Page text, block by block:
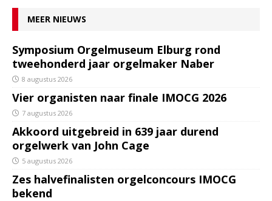
MEER NIEUWS
Symposium Orgelmuseum Elburg rond
tweehonderd jaar orgelmaker Naber
8 augustus 2026
Vier organisten naar finale IMOCG 2026
7 augustus 2026
Akkoord uitgebreid in 639 jaar durend
orgelwerk van John Cage
5 augustus 2026
Zes halvefinalisten orgelconcours IMOCG
bekend